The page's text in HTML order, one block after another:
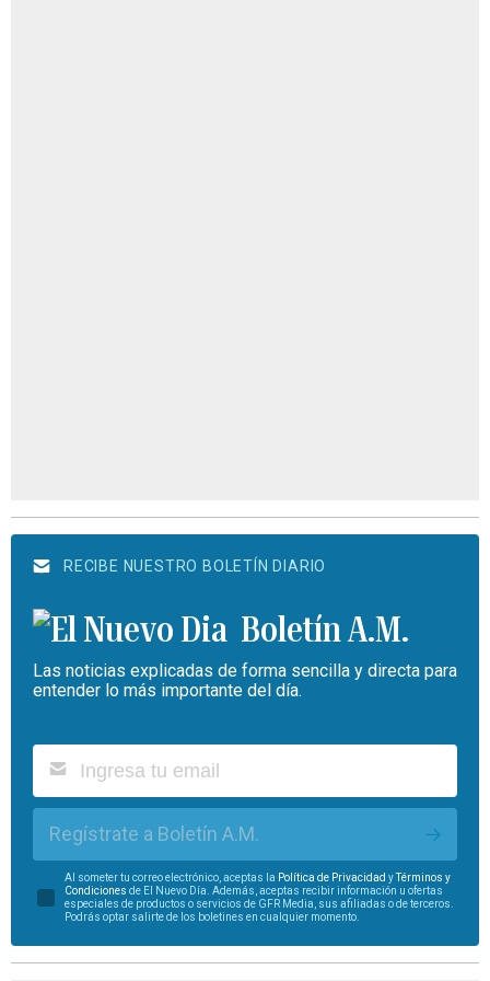
RECIBE NUESTRO BOLETÍN DIARIO
Boletín A.M.
Las noticias explicadas de forma sencilla y directa para
entender lo más importante del día.
Regístrate a Boletín A.M.
Al someter tu correo electrónico, aceptas la Política de Privacidad yTérminos y
Condiciones de El Nuevo Día. Además, aceptas recibir información u ofertas
especiales de productos o servicios de GFR Media, sus afiliadas o de terceros.
Podrás optar salirte de los boletines en cualquier momento.